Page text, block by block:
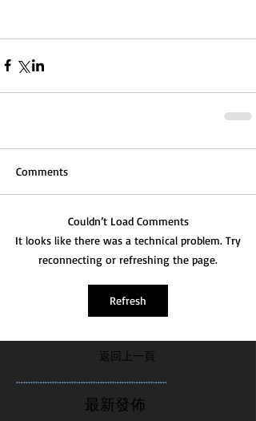
Comments
Couldn’t Load Comments
It looks like there was a technical problem. Try
reconnecting or refreshing the page.
Refresh
返回上一頁
...............................................................
最新發佈